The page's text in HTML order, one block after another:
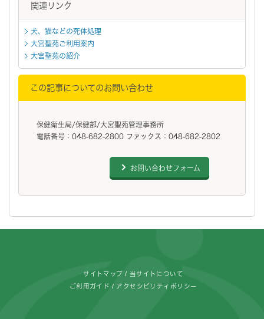
関連リンク
犬、猫などの死体処理
大宮聖苑ご利用案内
大宮聖苑の紹介
この記事についてのお問い合わせ
保健衛生局/保健部/大宮聖苑管理事務所
電話番号：048-682-2800 ファックス：048-682-2802
お問い合わせフォーム
サイトマップ 当サイトについて
ご利用ガイド アクセシビリティポリシー